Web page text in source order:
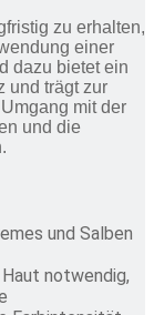
zu erhalten,
einer
dazu bietet ein
und trägt zur
mit der
und die
und Salben
notwendig,